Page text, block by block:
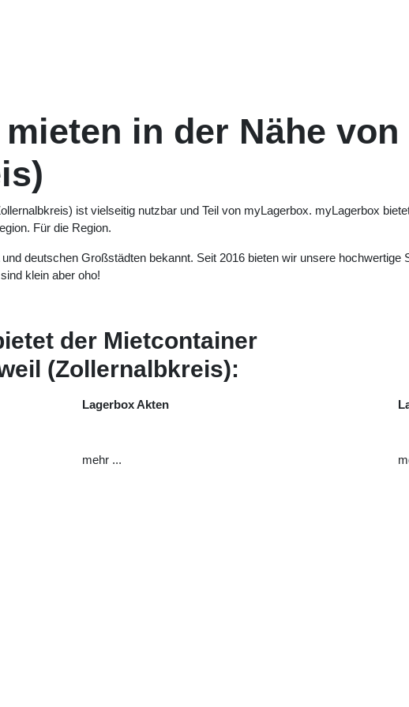
in der Nähe von
ist vielseitig nutzbar und Teil von myLagerbox.
In der Region. Für die Region.
und deutschen Großstädten bekannt. Seit 2016 bieten wir unsere
Sie sind klein aber oho!
der Mietcontainer
(Zollernalbkreis):
Lagerbox Akten
mehr ...